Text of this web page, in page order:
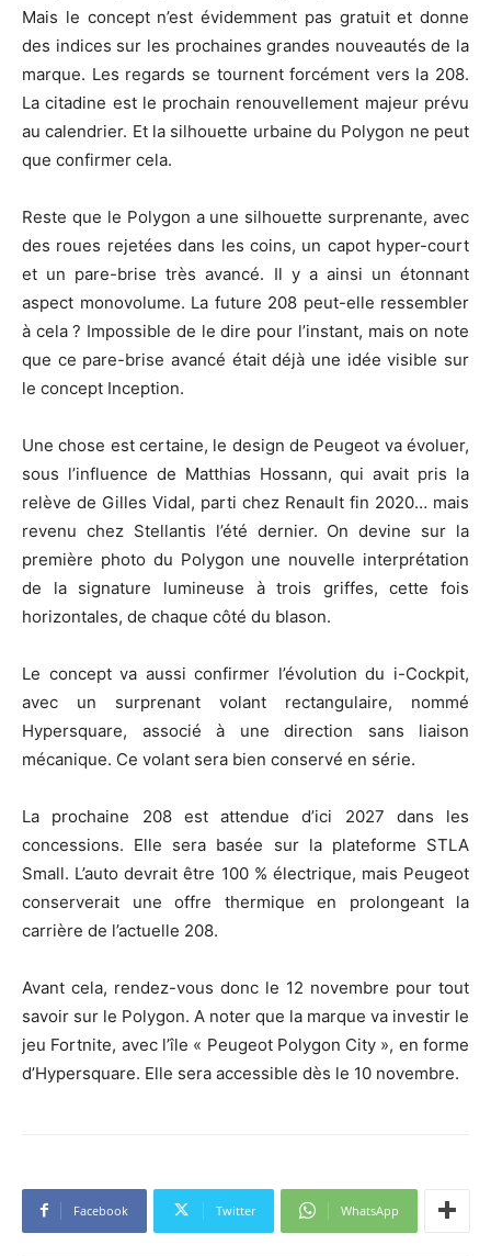
Mais le concept n’est évidemment pas gratuit et donne
des indices sur les prochaines grandes nouveautés de la
marque. Les regards se tournent forcément vers la 208.
La citadine est le prochain renouvellement majeur prévu
au calendrier. Et la silhouette urbaine du Polygon ne peut
que confirmer cela.
Reste que le Polygon a une silhouette surprenante, avec
des roues rejetées dans les coins, un capot hyper-court
et un pare-brise très avancé. Il y a ainsi un étonnant
aspect monovolume. La future 208 peut-elle ressembler
à cela ? Impossible de le dire pour l’instant, mais on note
que ce pare-brise avancé était déjà une idée visible sur
le concept Inception.
Une chose est certaine, le design de Peugeot va évoluer,
sous l’influence de Matthias Hossann, qui avait pris la
relève de Gilles Vidal, parti chez Renault fin 2020… mais
revenu chez Stellantis l’été dernier. On devine sur la
première photo du Polygon une nouvelle interprétation
de la signature lumineuse à trois griffes, cette fois
horizontales, de chaque côté du blason.
Le concept va aussi confirmer l’évolution du i-Cockpit,
avec un surprenant volant rectangulaire, nommé
Hypersquare, associé à une direction sans liaison
mécanique. Ce volant sera bien conservé en série.
La prochaine 208 est attendue d’ici 2027 dans les
concessions. Elle sera basée sur la plateforme STLA
Small. L’auto devrait être 100 % électrique, mais Peugeot
conserverait une offre thermique en prolongeant la
carrière de l’actuelle 208.
Avant cela, rendez-vous donc le 12 novembre pour tout
savoir sur le Polygon. A noter que la marque va investir le
jeu Fortnite, avec l’île « Peugeot Polygon City », en forme
d’Hypersquare. Elle sera accessible dès le 10 novembre.
Facebook Twitter WhatsApp